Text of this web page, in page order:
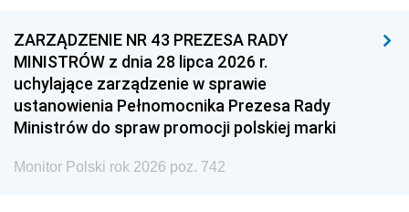
ZARZĄDZENIE NR 43 PREZESA RADY
MINISTRÓW z dnia 28 lipca 2026 r.
uchylające zarządzenie w sprawie
ustanowienia Pełnomocnika Prezesa Rady
Ministrów do spraw promocji polskiej marki
Monitor Polski rok 2026 poz. 742